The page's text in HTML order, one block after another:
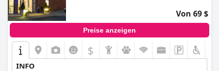
Gäste dasBedford Swan Hotel and Thermal Spa
schönen, prächtigen und bequemen Ort für einen
entspannenden Aufenthalt in Bedford.
Von 69 $
Preise anzeigen
$
INFO